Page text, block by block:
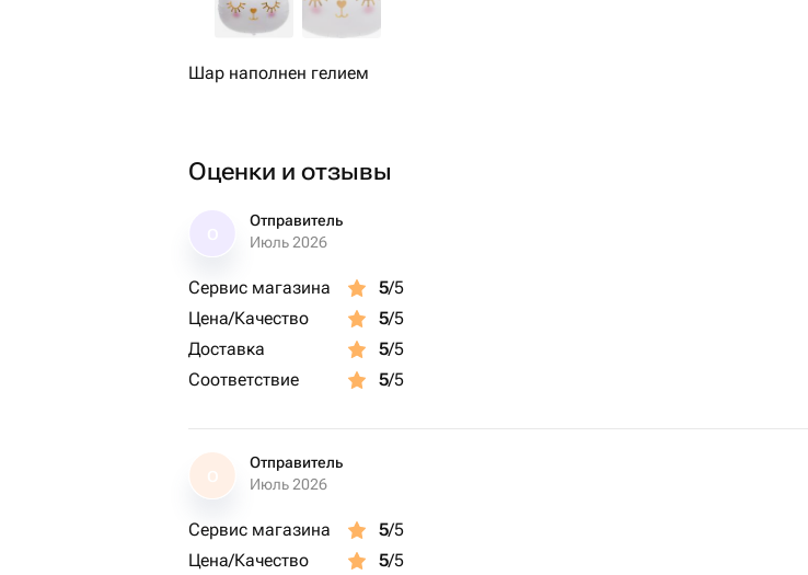
Шар наполнен гелием
Оценки и отзывы
Отправитель
Июль 2026
Сервис магазина 5/5
Цена/Качество
5/5
Доставка
5/5
Соответствие
5/5
О
Отправитель
Июль 2026
Сервис магазина 5/5
Цена/Качество
5/5